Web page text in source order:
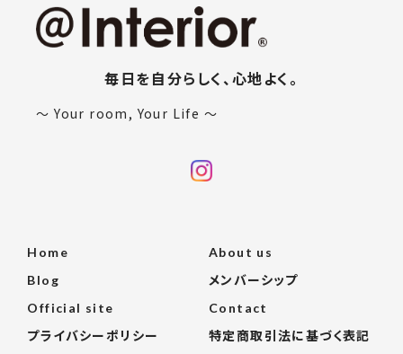
毎日を自分らしく、心地よく。
〜 Your room, Your Life 〜
Home
About us
Blog
メンバーシップ
Official site
Contact
プライバシーポリシー
特定商取引法に基づく表記